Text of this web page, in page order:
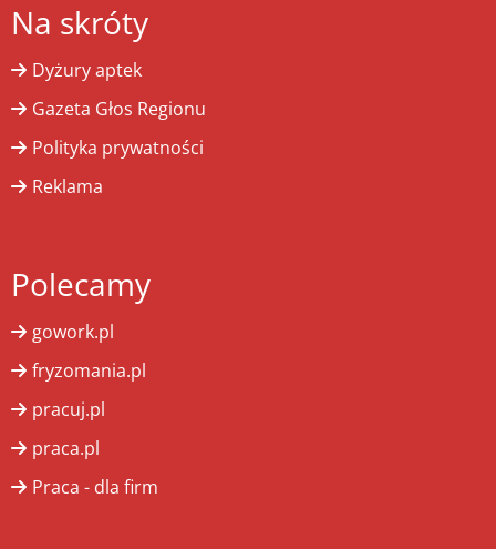
Na skróty
Dyżury aptek
Gazeta Głos Regionu
Polityka prywatności
Reklama
Polecamy
gowork.pl
fryzomania.pl
pracuj.pl
praca.pl
Praca - dla firm